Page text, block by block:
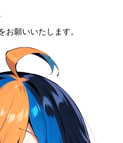
お願いいたします。